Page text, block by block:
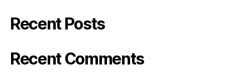
Recent Posts
Recent Comments